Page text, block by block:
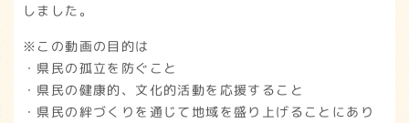
しました。
※この動画の目的は
・県民の孤立を防ぐこと
・県民の健康的、文化的活動を応援すること
・県民の絆づくりを通じて地域を盛り上げることにあり